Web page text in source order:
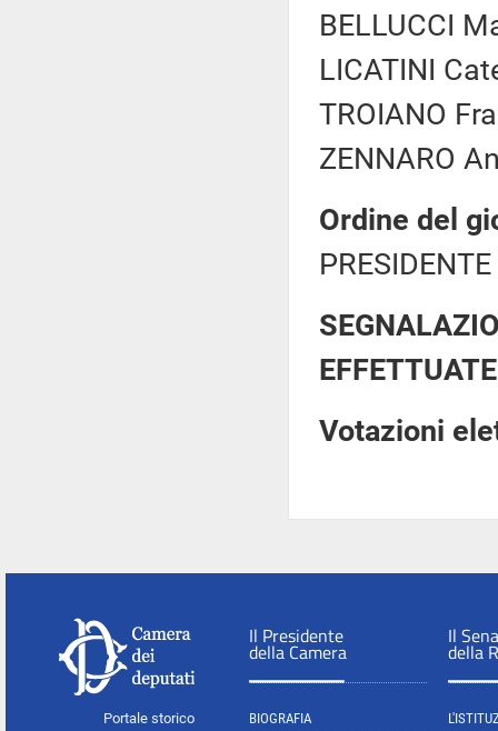
BELLUCCI
LICATINI
TROIANO
ZENNARO
Ordine del
Votazioni
Portale storico
Il Presidente
della Camera
BIOGRAFIA
Il
della